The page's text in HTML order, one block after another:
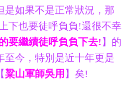
是如果不是正常狀況，那
下也要徒呼負負!還很不幸
要繼續徒呼負負下去! 】的
至今，特別是近十年更是
粱山軍師吳用 】矣!